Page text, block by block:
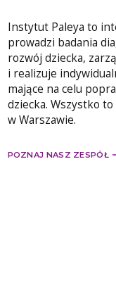
Instytut Paleya to
prowadzi badania
rozwój dziecka,
i realizuje
mające na celu
dziecka. Wszystko
w Warszawie.
POZNAJ NASZ ZESPÓŁ